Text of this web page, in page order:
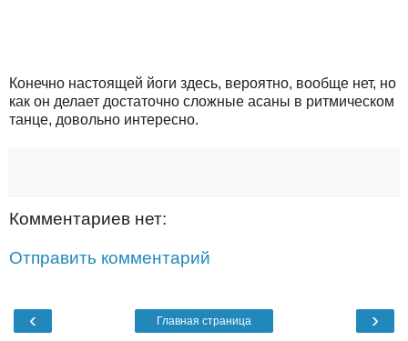
Конечно настоящей йоги здесь, вероятно, вообще нет, но
как он делает достаточно сложные асаны в ритмическом
танце, довольно интересно.
Комментариев нет:
Отправить комментарий
‹ ›
Главная страница